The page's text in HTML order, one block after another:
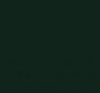
데스 산맥 뒤에 나웰 우아피
수를 둘러싼 60킬로미터 경
음), 숲 전망대, 그리고 맑고